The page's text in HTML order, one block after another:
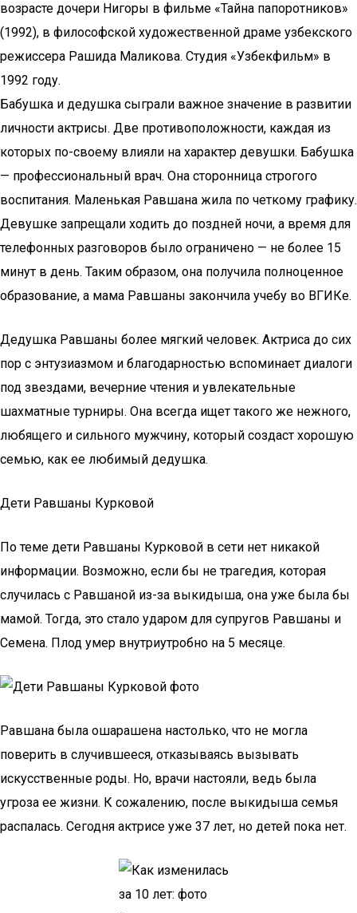
возрасте дочери Нигоры в фильме «Тайна папоротников»
(1992), в философской художественной драме узбекского
режиссера Рашида Маликова. Студия «Узбекфильм» в
1992 году.
Бабушка и дедушка сыграли важное значение в развитии
личности актрисы. Две противоположности, каждая из
которых по-своему влияли на характер девушки. Бабушка
— профессиональный врач. Она сторонница строгого
воспитания. Маленькая Равшана жила по четкому графику.
Девушке запрещали ходить до поздней ночи, а время для
телефонных разговоров было ограничено — не более 15
минут в день. Таким образом, она получила полноценное
образование, а мама Равшаны закончила учебу во ВГИКе.
Дедушка Равшаны более мягкий человек. Актриса до сих
пор с энтузиазмом и благодарностью вспоминает диалоги
под звездами, вечерние чтения и увлекательные
шахматные турниры. Она всегда ищет такого же нежного,
любящего и сильного мужчину, который создаст хорошую
семью, как ее любимый дедушка.
Дети Равшаны Курковой
По теме дети Равшаны Курковой в сети нет никакой
информации. Возможно, если бы не трагедия, которая
случилась с Равшаной из-за выкидыша, она уже была бы
мамой. Тогда, это стало ударом для супругов Равшаны и
Семена. Плод умер внутриутробно на 5 месяце.
Равшана была ошарашена настолько, что не могла
поверить в случившееся, отказываясь вызывать
искусственные роды. Но, врачи настояли, ведь была
угроза ее жизни. К сожалению, после выкидыша семья
распалась. Сегодня актрисе уже 37 лет, но детей пока нет.